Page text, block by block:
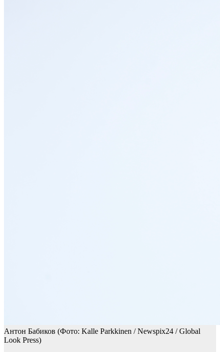
Антон Бабиков (Фото: Kalle Parkkinen / Newspix24 / Global
Look Press)